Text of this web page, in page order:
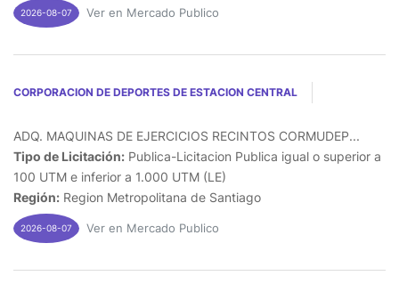
2026-08-07 Ver en Mercado Publico
CORPORACION DE DEPORTES DE ESTACION CENTRAL
ADQ. MAQUINAS DE EJERCICIOS RECINTOS CORMUDEP...
Tipo de Licitación: Publica-Licitacion Publica igual o superior a
100 UTM e inferior a 1.000 UTM (LE)
Región: Region Metropolitana de Santiago
2026-08-07 Ver en Mercado Publico